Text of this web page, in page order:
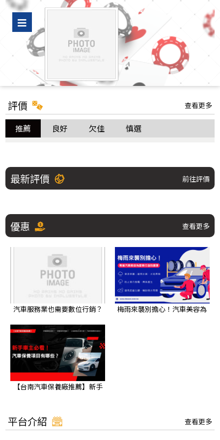
車用精品推薦｜洗車包膜、隔熱紙、烤漆廠商與輪胎，全面滿足您的汽車
保養需求
評價 查看更多
推薦 良好 欠佳 慎選
最新評價 前往評價
優惠 查看更多
汽車服務業也需要數位行銷？
定詢問」｜網頁設計評價
梅雨來襲別擔心！汽車美容為
【台南汽車保養廠推薦】新手
平台介紹 查看更多